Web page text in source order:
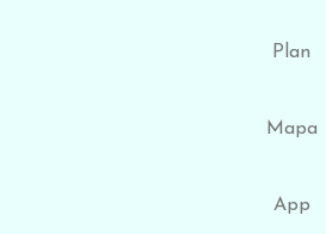
Plan
Mapa
App